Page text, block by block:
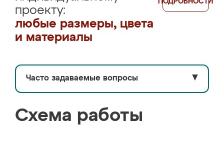
проекту:
любые размеры, цвета
и материалы
ПОДРОБНОСТИ
Часто задаваемые вопросы ▼
Схема работы